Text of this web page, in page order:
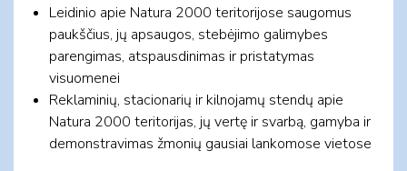
Leidinio apie Natura 2000 teritorijose saugomus
paukščius, jų apsaugos, stebėjimo galimybes
parengimas, atspausdinimas ir pristatymas
visuomenei
Reklaminių, stacionarių ir kilnojamų stendų apie
Natura 2000 teritorijas, jų vertę ir svarbą, gamyba ir
demonstravimas žmonių gausiai lankomose vietose